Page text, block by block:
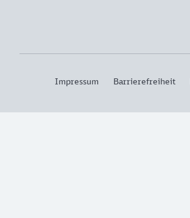
Impressum Barrierefreiheit